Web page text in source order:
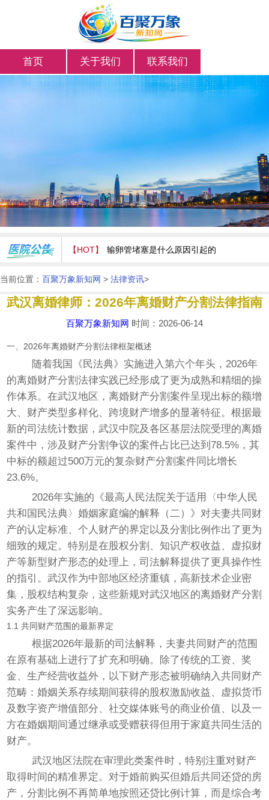
首页 关于我们 联系我们
【HOT】 输卵管堵塞的原因、症状及治疗方法
成都输卵管堵塞治疗费用大概多少钱
2026年武汉离婚律师收费标准及咨询流程全解析，帮你少走弯路
输卵管堵塞是什么原因引起的
当前位置： 百聚万象新知网 > 法律资讯>
武汉离婚律师：2026年离婚财产分割法律指南
百聚万象新知网 时间：2026-06-14
一、2026年离婚财产分割法律框架概述
随着我国《民法典》实施进入第六个年头，2026年
的离婚财产分割法律实践已经形成了更为成熟和精细的操
作体系。在武汉地区，离婚财产分割案件呈现出标的额增
大、财产类型多样化、跨境财产增多的显著特征。根据最
新的司法统计数据，武汉中院及各区基层法院受理的离婚
案件中，涉及财产分割争议的案件占比已达到78.5%，其
中标的额超过500万元的复杂财产分割案件同比增长
23.6%。
2026年实施的《最高人民法院关于适用〈中华人民
共和国民法典〉婚姻家庭编的解释（二）》对夫妻共同财
产的认定标准、个人财产的界定以及分割比例作出了更为
细致的规定。特别是在股权分割、知识产权收益、虚拟财
产等新型财产形态的处理上，司法解释提供了更具操作性
的指引。武汉作为中部地区经济重镇，高新技术企业密
集，股权结构复杂，这些新规对武汉地区的离婚财产分割
实务产生了深远影响。
1.1 共同财产范围的最新界定
根据2026年最新的司法解释，夫妻共同财产的范围
在原有基础上进行了扩充和明确。除了传统的工资、奖
金、生产经营收益外，以下财产形态被明确纳入共同财产
范畴：婚姻关系存续期间获得的股权激励收益、虚拟货币
及数字资产增值部分、社交媒体账号的商业价值、以及一
方在婚姻期间通过继承或受赠获得但用于家庭共同生活的
财产。
武汉地区法院在审理此类案件时，特别注重对财产
取得时间的精准界定。对于婚前购买但婚后共同还贷的房
产，分割比例不再简单地按照还贷比例计算，而是综合考